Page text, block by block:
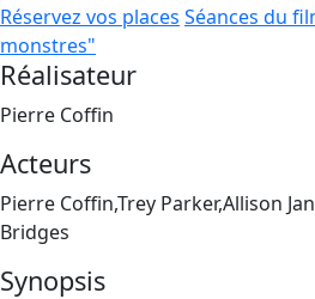
Réservez vos places Séances du
monstres"
Réalisateur
Pierre Coffin
Acteurs
Pierre Coffin,Trey Parker,Allison
Bridges
Synopsis